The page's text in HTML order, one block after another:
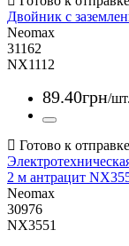
Двойник с
Neomax
31162
NX1112
89.40грн/шт.
2 м антрацит
Neomax
30976
NX3551